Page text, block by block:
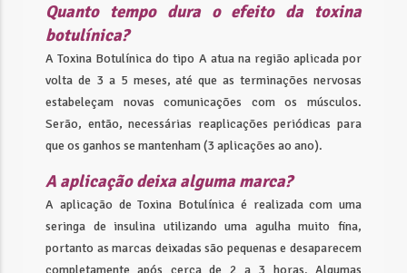
Quanto tempo dura o efeito da toxina
botulínica?
A Toxina Botulínica do tipo A atua na região aplicada por
volta de 3 a 5 meses, até que as terminações nervosas
estabeleçam novas comunicações com os músculos.
Serão, então, necessárias reaplicações periódicas para
que os ganhos se mantenham (3 aplicações ao ano).
A aplicação deixa alguma marca?
A aplicação de Toxina Botulínica é realizada com uma
seringa de insulina utilizando uma agulha muito fina,
portanto as marcas deixadas são pequenas e desaparecem